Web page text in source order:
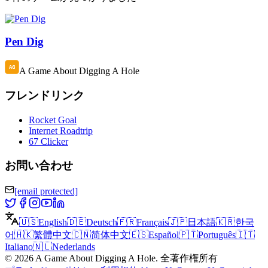
Pen Dig
A Game About Digging A Hole
フレンドリンク
Rocket Goal
Internet Roadtrip
67 Clicker
お問い合わせ
[email protected]
🇺🇸English🇩🇪Deutsch🇫🇷Français🇯🇵日本語🇰🇷한국
어🇭🇰繁體中文🇨🇳简体中文🇪🇸Español🇵🇹Português🇮🇹
Italiano🇳🇱Nederlands
© 2026 A Game About Digging A Hole. 全著作権所有